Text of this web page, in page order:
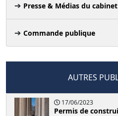
Presse & Médias du cabinet
Commande publique
AUTRES
17/06/2023
Permis de